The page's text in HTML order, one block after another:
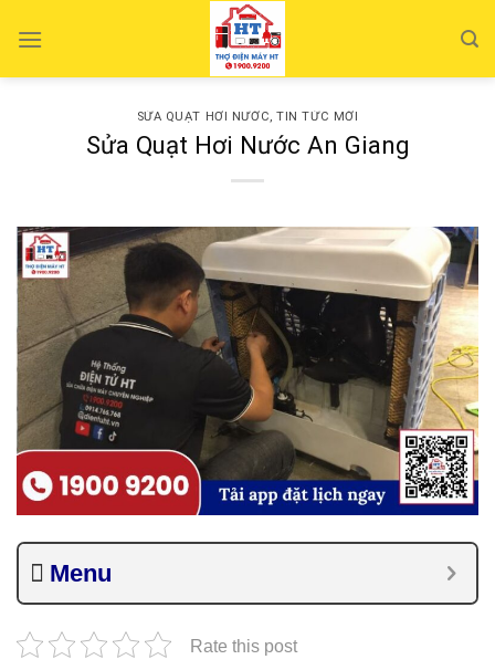
SỬA QUẠT HƠI NƯỚC,TIN TỨC MỚI
Sửa Quạt Hơi Nước An Giang
Menu
Rate this post